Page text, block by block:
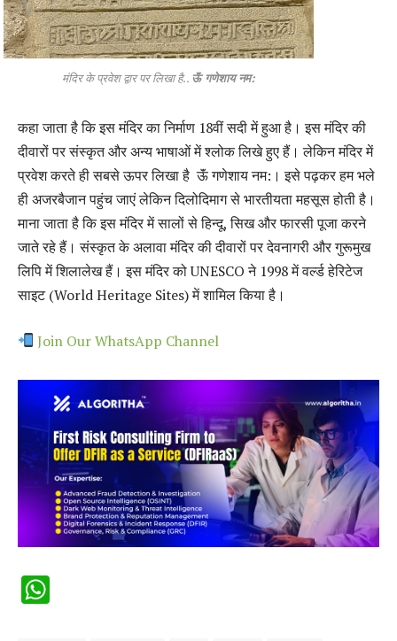
मंदिर के प्रवेश द्वार पर लिखा है.. ऊॅं गणेशाय नम:
कहा जाता है कि इस मंदिर का निर्माण 18वीं सदी में हुआ है। इस मंदिर की
दीवारों पर संस्कृत और अन्य भाषाओं में श्लोक लिखे हुए हैं। लेकिन मंदिर में
प्रवेश करते ही सबसे ऊपर लिखा है ऊॅं गणेशाय नम:। इसे पढ़कर हम भले
ही अजरबैजान पहुंच जाएं लेकिन दिलोदिमाग से भारतीयता महसूस होती है।
माना जाता है कि इस मंदिर में सालों से हिन्दू, सिख और फारसी पूजा करने
जाते रहे हैं। संस्कृत के अलावा मंदिर की दीवारों पर देवनागरी और गुरूमुख
लिपि में शिलालेख हैं। इस मंदिर को UNESCO ने 1998 में वर्ल्ड हेरिटेज
साइट (World Heritage Sites) में शामिल किया है।
Join Our WhatsApp Channel